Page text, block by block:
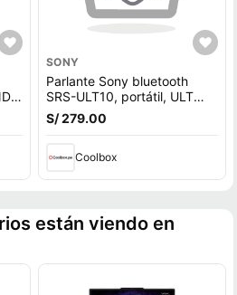
SONY
Parlante Sony bluetooth
SRS-ULT10, portátil, ULT
FIELD 1, hasta 12 horas de
reproducción, blanco
S/ 279.00
Coolbox
están viendo en